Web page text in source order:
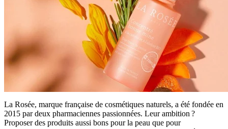
La Rosée, marque française de cosmétiques naturels, a été fondée en
2015 par deux pharmaciennes passionnées. Leur ambition ?
Proposer des produits aussi bons pour la peau que pour